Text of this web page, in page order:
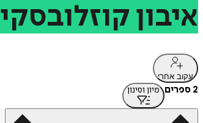
איבון קוזלובסקי
עקוב אחרי
2 ספרים מיון וסינון